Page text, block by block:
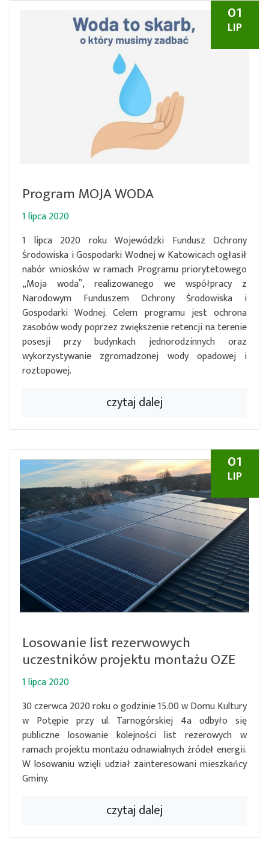
01
LIP
Program MOJA WODA
1 lipca 2020
1 lipca 2020 roku Wojewódzki Fundusz Ochrony
Środowiska i Gospodarki Wodnej w Katowicach ogłasił
nabór wniosków w ramach Programu priorytetowego
„Moja woda”, realizowanego we współpracy z
Narodowym Funduszem Ochrony Środowiska i
Gospodarki Wodnej. Celem programu jest ochrona
zasobów wody poprzez zwiększenie retencji na terenie
posesji przy budynkach jednorodzinnych oraz
wykorzystywanie zgromadzonej wody opadowej i
roztopowej.
czytaj dalej
01
LIP
Losowanie list rezerwowych
uczestników projektu montażu OZE
1 lipca 2020
30 czerwca 2020 roku o godzinie 15.00 w Domu Kultury
w Potępie przy ul. Tarnogórskiej 4a odbyło się
publiczne losowanie kolejności list rezerowych w
ramach projektu montażu odnawialnych źródeł energii.
W losowaniu wzięli udział zainteresowani mieszkańcy
Gminy.
czytaj dalej